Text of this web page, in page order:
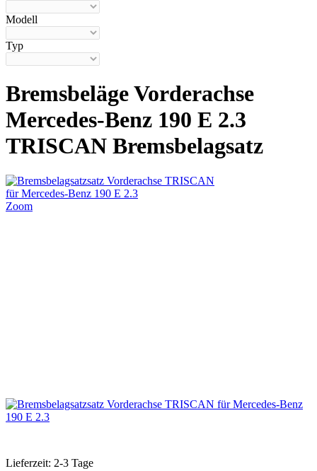
Modell
Typ
Bremsbeläge Vorderachse
Mercedes-Benz 190 E 2.3
TRISCAN Bremsbelagsatz
Zoom
Lieferzeit: 2-3 Tage